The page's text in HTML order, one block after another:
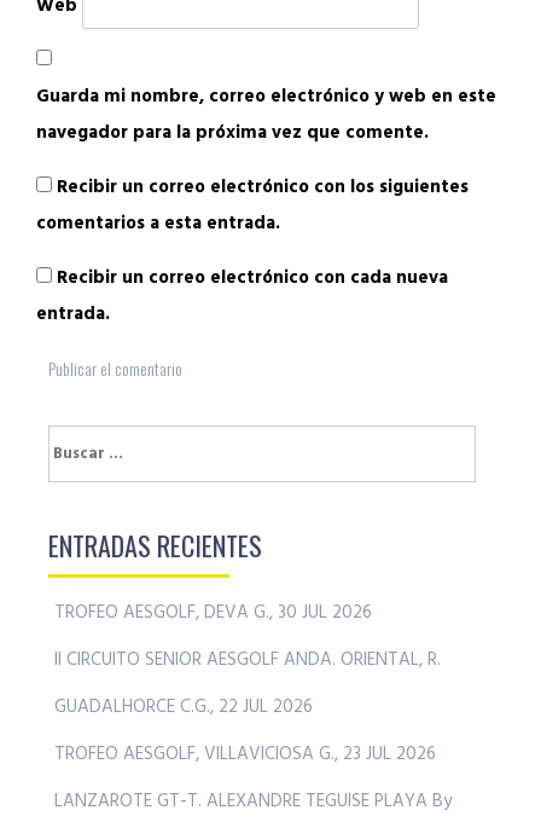
Guarda mi nombre, correo electrónico y web en este
navegador para la próxima vez que comente.
Recibir un correo electrónico con los siguientes
comentarios a esta entrada.
Recibir un correo electrónico con cada nueva
entrada.
Buscar:
ENTRADAS RECIENTES
TROFEO AESGOLF, DEVA G., 30 JUL 2026
II CIRCUITO SENIOR AESGOLF ANDA. ORIENTAL, R.
GUADALHORCE C.G., 22 JUL 2026
TROFEO AESGOLF, VILLAVICIOSA G., 23 JUL 2026
LANZAROTE GT-T. ALEXANDRE TEGUISE PLAYA By